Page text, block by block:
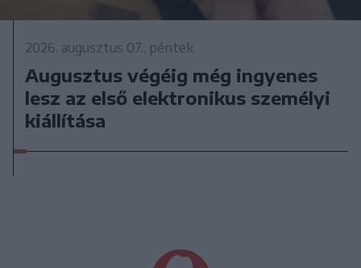
2026. augusztus 07., péntek
Augusztus végéig még ingyenes
lesz az első elektronikus személyi
kiállítása